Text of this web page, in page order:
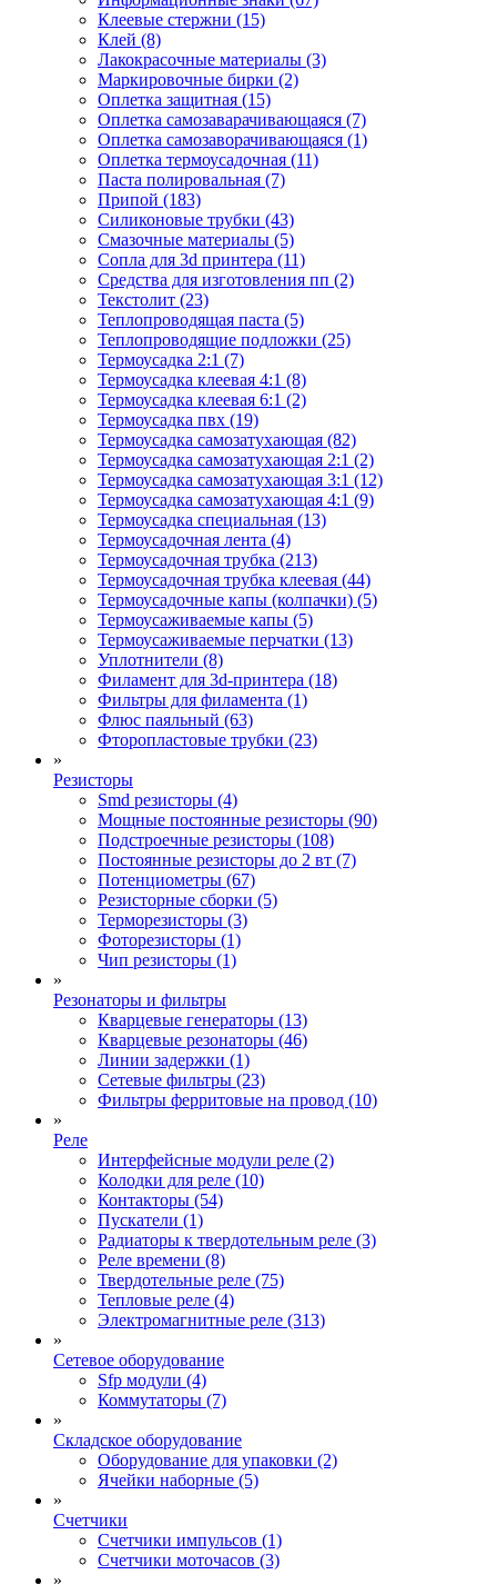
Клеевые стержни (15)
Клей (8)
Лакокрасочные материалы (3)
Маркировочные бирки (2)
Оплетка защитная (15)
Оплетка самозаварачивающаяся (7)
Оплетка самозаворачивающаяся (1)
Оплетка термоусадочная (11)
Паста полировальная (7)
Припой (183)
Силиконовые трубки (43)
Смазочные материалы (5)
Сопла для 3d принтера (11)
Средства для изготовления пп (2)
Текстолит (23)
Теплопроводящая паста (5)
Теплопроводящие подложки (25)
Термоусадка 2:1 (7)
Термоусадка клеевая 4:1 (8)
Термоусадка клеевая 6:1 (2)
Термоусадка пвх (19)
Термоусадка самозатухающая (82)
Термоусадка самозатухающая 2:1 (2)
Термоусадка самозатухающая 3:1 (12)
Термоусадка самозатухающая 4:1 (9)
Термоусадка специальная (13)
Термоусадочная лента (4)
Термоусадочная трубка (213)
Термоусадочная трубка клеевая (44)
Термоусадочные капы (колпачки) (5)
Термоусаживаемые капы (5)
Термоусаживаемые перчатки (13)
Уплотнители (8)
Филамент для 3d-принтера (18)
Фильтры для филамента (1)
Флюс паяльный (63)
Фторопластовые трубки (23)
»
Резисторы
Smd резисторы (4)
Мощные постоянные резисторы (90)
Подстроечные резисторы (108)
Постоянные резисторы до 2 вт (7)
Потенциометры (67)
Резисторные сборки (5)
Терморезисторы (3)
Фоторезисторы (1)
Чип резисторы (1)
»
Резонаторы и фильтры
Кварцевые генераторы (13)
Кварцевые резонаторы (46)
Линии задержки (1)
Сетевые фильтры (23)
Фильтры ферритовые на провод (10)
»
Реле
Интерфейсные модули реле (2)
Колодки для реле (10)
Контакторы (54)
Пускатели (1)
Радиаторы к твердотельным реле (3)
Реле времени (8)
Твердотельные реле (75)
Тепловые реле (4)
Электромагнитные реле (313)
»
Сетевое оборудование
Sfp модули (4)
Коммутаторы (7)
»
Складское оборудование
Оборудование для упаковки (2)
Ячейки наборные (5)
»
Счетчики
Счетчики импульсов (1)
Счетчики моточасов (3)
»